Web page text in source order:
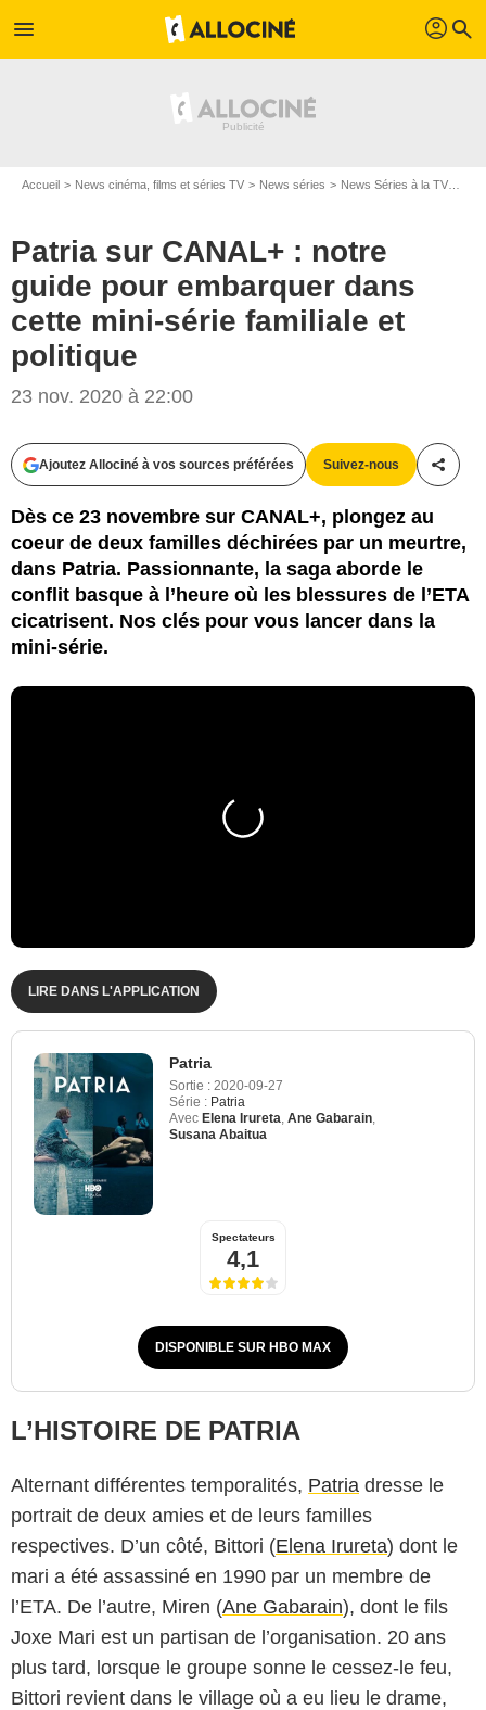
menu profil search
Accueil News cinéma, films et séries TV News séries News Séries à la TV
Patria sur CANAL+ : notre
guide pour embarquer dans
cette mini-série familiale et
politique
23 nov. 2020 à 22:00
Ajoutez Allociné à vos sources préférées Suivez-nous
Dès ce 23 novembre sur CANAL+, plongez au
coeur de deux familles déchirées par un meurtre,
dans Patria. Passionnante, la saga aborde le
conflit basque à l’heure où les blessures de l’ETA
cicatrisent. Nos clés pour vous lancer dans la
mini-série.
LIRE DANS L'APPLICATION
Patria
Sortie : 2020-09-27
Série : Patria
Avec Elena Irureta Ane Gabarain
Susana Abaitua
Spectateurs
4,1
DISPONIBLE SUR HBO MAX
L’HISTOIRE DE PATRIA
Alternant différentes temporalités, Patria dresse le
portrait de deux amies et de leurs familles
respectives. D’un côté, Bittori (Elena Irureta) dont le
mari a été assassiné en 1990 par un membre de
l’ETA. De l’autre, Miren (Ane Gabarain), dont le fils
Joxe Mari est un partisan de l’organisation. 20 ans
plus tard, lorsque le groupe sonne le cessez-le feu,
Bittori revient dans le village où a eu lieu le drame,